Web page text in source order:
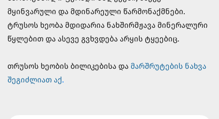
მყინვარული და მდინარეული წარმონაქმნები.
ტრუსოს ხეობა მდიდარია ნახშირმჟავა მინერალური
წყლებით და ასევე გვხვდება არყის ტყეებიც.
თრუსოს ხეობის ბილიკებისა და მარშრუტების ნახვა
შეგიძლიათ აქ.